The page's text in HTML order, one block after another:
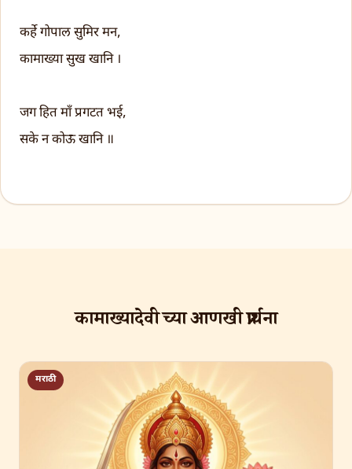
कर्हे गोपाल सुमिर मन,
कामाख्या सुख खानि ।
जग हित माँ प्रगटत भई,
सके न कोऊ खानि ॥
कामाख्यादेवी च्या आणखी प्रार्थना
मराठी